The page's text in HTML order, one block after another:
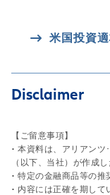
米国投資
Disclaimer
【ご留意事項】
• 本資料は、アリアンツ
（以下、当社）が作成し
• 特定の金融商品等の推
• 内容には正確を期し